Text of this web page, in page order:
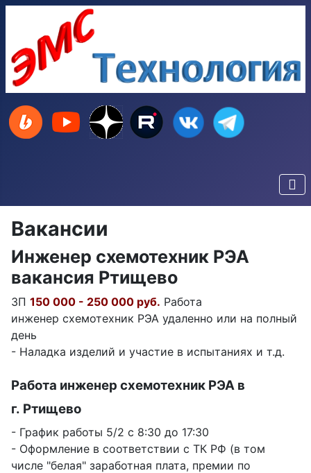
Вакансии
Инженер схемотехник РЭА
вакансия Ртищево
ЗП 150 000 - 250 000 руб. Работа
инженер схемотехник РЭА удаленно или на полный
день
- Наладка изделий и участие в испытаниях и т.д.
Работа инженер схемотехник РЭА в
г. Ртищево
- График работы 5/2 с 8:30 до 17:30
- Оформление в соответствии с ТК РФ (в том
числе "белая" заработная плата, премии по